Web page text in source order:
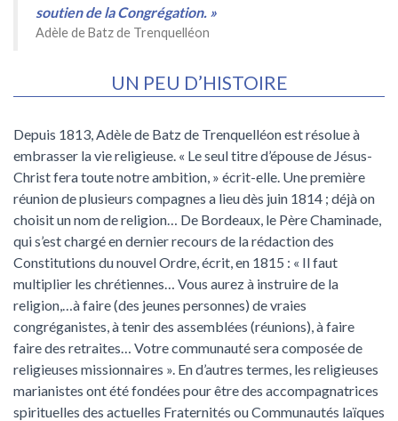
soutien de la Congrégation. »
Adèle de Batz de Trenquelléon
UN PEU D’HISTOIRE
Depuis 1813, Adèle de Batz de Trenquelléon est résolue à
embrasser la vie religieuse. « Le seul titre d’épouse de Jésus-
Christ fera toute notre ambition, » écrit-elle. Une première
réunion de plusieurs compagnes a lieu dès juin 1814 ; déjà on
choisit un nom de religion… De Bordeaux, le Père Chaminade,
qui s’est chargé en dernier recours de la rédaction des
Constitutions du nouvel Ordre, écrit, en 1815 : « Il faut
multiplier les chrétiennes… Vous aurez à instruire de la
religion,…à faire (des jeunes personnes) de vraies
congréganistes, à tenir des assemblées (réunions), à faire
faire des retraites… Votre communauté sera composée de
religieuses missionnaires ». En d’autres termes, les religieuses
marianistes ont été fondées pour être des accompagnatrices
spirituelles des actuelles Fraternités ou Communautés laïques